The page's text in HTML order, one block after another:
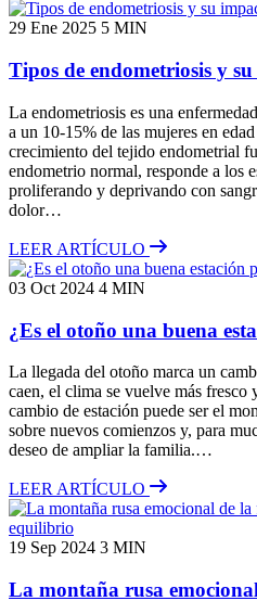
29 Ene 2025 5 MIN
Tipos de endometriosis y
La endometriosis es una
a un 10-15% de las mujeres en
crecimiento del tejido endometrial
endometrio normal, responde a los
proliferando y deprivando con
dolor…
LEER ARTÍCULO
03 Oct 2024 4 MIN
¿Es el otoño una buena
La llegada del otoño marca un
caen, el clima se vuelve más fresco
cambio de estación puede ser el
sobre nuevos comienzos y, para
deseo de ampliar la familia.…
LEER ARTÍCULO
19 Sep 2024 3 MIN
La montaña rusa